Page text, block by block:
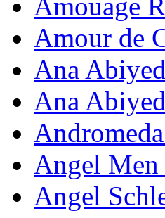
Amour de
Ana
Ana
Angel
Angel